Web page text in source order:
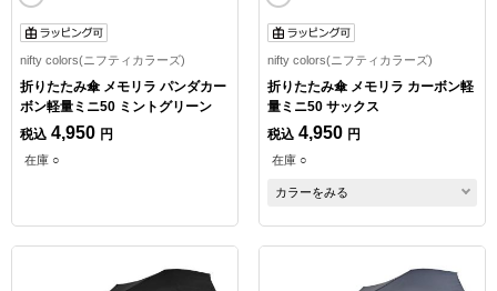
nifty colors(ニフティカラーズ)
折りたたみ傘 メモリラ パンダカー
ボン軽量ミニ50 ミントグリーン
税込 4,950 円
在庫 ○
nifty colors(ニフティカラーズ)
折りたたみ傘 メモリラ カーボン軽
量ミニ50 サックス
税込 4,950 円
在庫 ○
カラーをみる